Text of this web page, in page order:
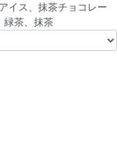
イス、抹茶チョコレー
緑茶、抹茶